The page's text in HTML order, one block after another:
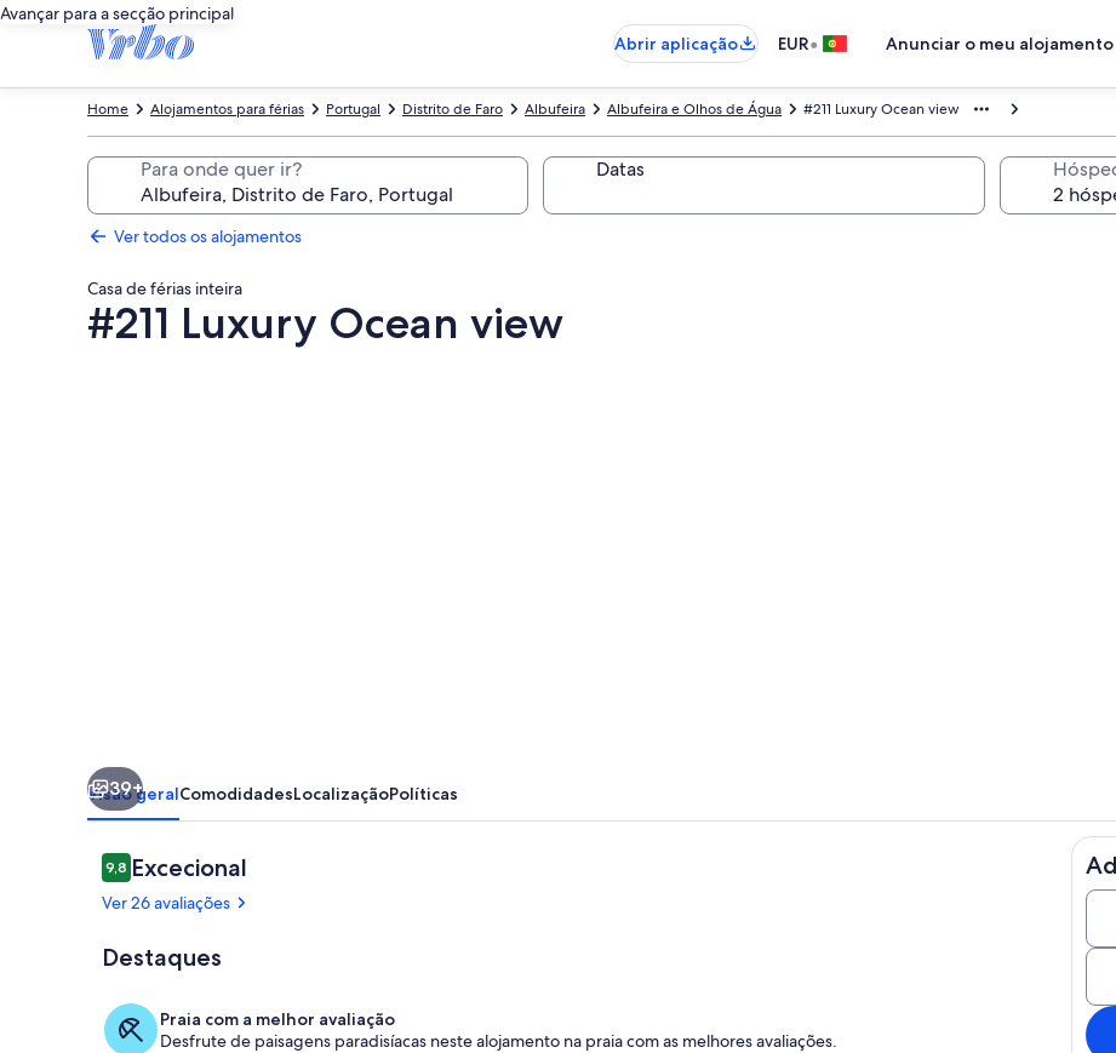
Avançar para a secção principal
Abrir aplicação
EUR• Anunciar o meu alojamento
#211 Luxury Ocean view
Albufeira e Olhos de Água
Albufeira
Distrito de Faro
Portugal
Alojamentos para férias
Home
Para onde quer ir? Datas
Ver todos os alojamentos
Casa de férias inteira
#211 Luxury Ocean view
Restaurantes
39+
Visão geralComodidadesLocalizaçãoPolíticas
Avaliações
9,89,8 em 10
Excecional
Ver 26 avaliações
Destaques
Praia com a melhor avaliação
Desfrute de paisagens paradisíacas neste alojamento na praia com as melhores avaliações.